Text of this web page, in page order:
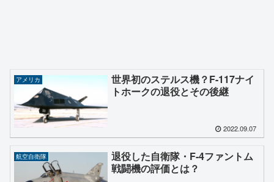
アメリカ
世界初のステルス機？F-117ナイ
トホークの退役とその後継
2022.09.07
航空自衛隊
退役した自衛隊・F-4ファントム
戦闘機の評価とは？